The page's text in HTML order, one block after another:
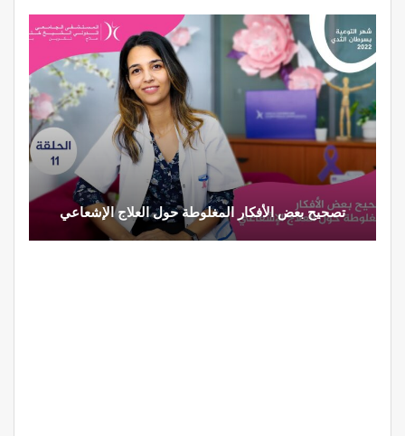
تصحيح بعض الأفكار المغلوطة حول العلاج الإشعاعي